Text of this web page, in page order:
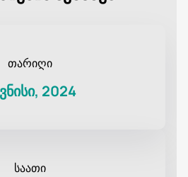
თარიღი
2024
საათი